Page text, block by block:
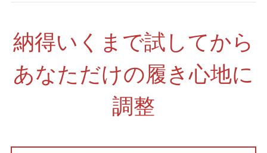
納得いくまで試してから
あなただけの履き心地に
調整